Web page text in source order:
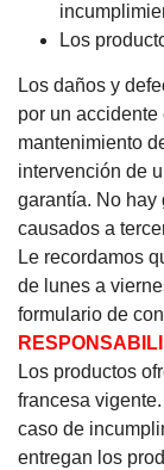
Los
Los daños y
por un accidente
mantenimiento
intervención de
garantía. No hay
causados ​​a
Le recordamos
de lunes a
formulario de
Los productos
francesa
caso de
entregan los